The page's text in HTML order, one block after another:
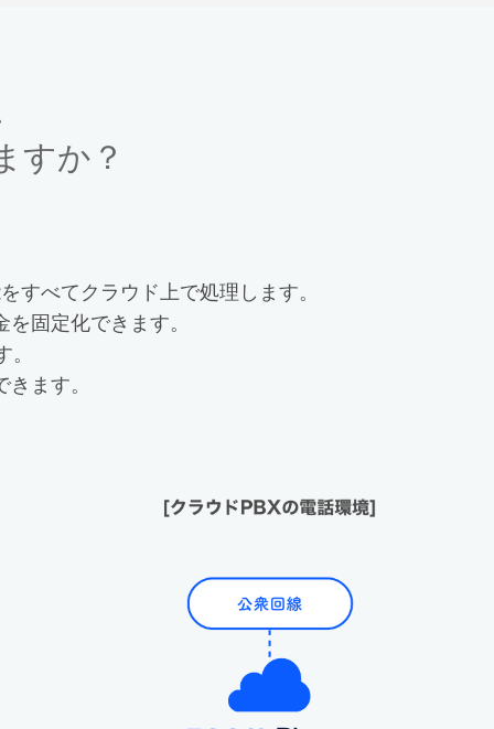
すか？
すべてクラウド上で処理します。
固定化できます。
ます。